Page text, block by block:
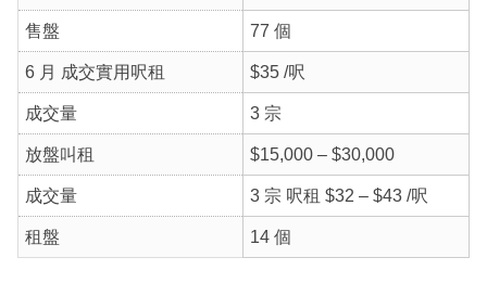
售盤 77 個
6 月 成交實用呎租 $35 /呎
成交量 3 宗
放盤叫租 $15,000 – $30,000
成交量 3 宗 呎租 $32 – $43 /呎
租盤 14 個